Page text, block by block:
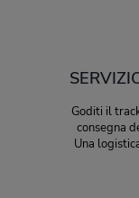
Goditi il
consegna
Una